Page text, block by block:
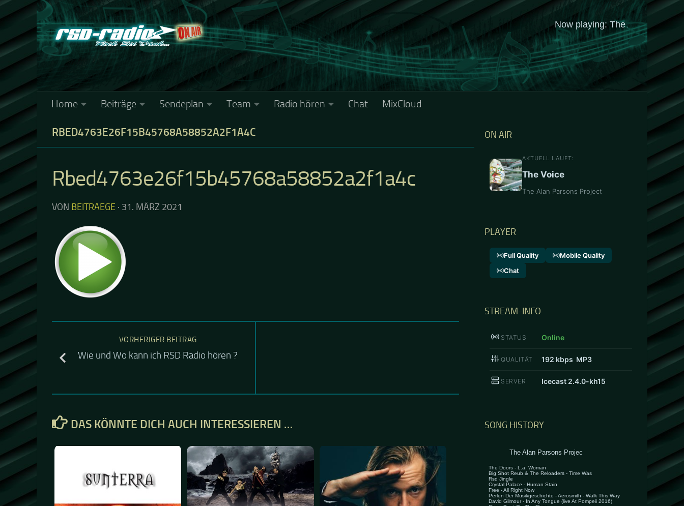
Zum Inhalt springen
Home Beiträge Sendeplan Team Radio hören Chat MixCloud
RBED4763E26F15B45768A58852A2F1A4C
Rbed4763e26f15b45768a58852a2f1a4c
VON BEITRAEGE · 31. MÄRZ 2021
VORHERIGER BEITRAG
Wie und Wo kann ich RSD Radio hören ?
DAS KÖNNTE DICH AUCH INTERESSIEREN …
ON AIR
AKTUELL LÄUFT:
The Voice
The Alan Parsons Project
PLAYER
Full Quality
Mobile Quality
Chat
STREAM-INFO
STATUS Online
QUALITÄT 192 kbps MP3
SERVER Icecast 2.4.0-kh15
SONG HISTORY